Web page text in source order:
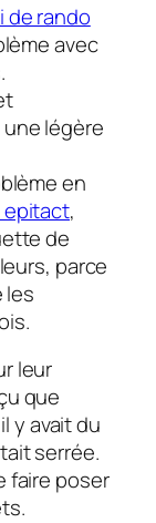
de rando
avec
légère
en
epitact,
de
parce
les
leur
que
y avait du
serrée.
faire poser